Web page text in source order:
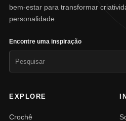
bem-estar para transformar
personalidade.
Encontre uma inspiração
EXPLORE
Crochê